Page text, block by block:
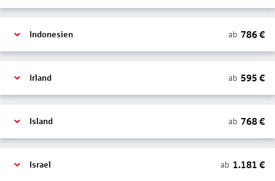
Indonesien ab 786€
Irland ab 595 €
Island ab 768€
Israel ab 1.181 €